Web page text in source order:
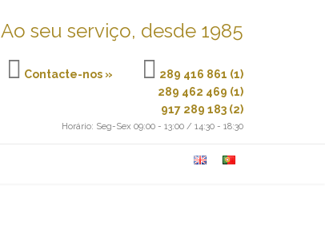
Ao seu serviço, desde 1985
 Contacte-nos »  289 416 861 (1)
289 462 469 (1)
917 289 183 (2)
Horário: Seg-Sex 09:00 - 13:00 / 14:30 - 18:30